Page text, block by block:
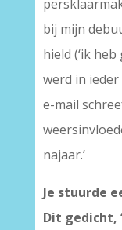
bij mijn
hield (‘ik
werd in
e-mail
najaar.’
Je stuurde
Dit gedicht,